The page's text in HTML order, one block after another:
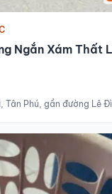
Ngắn Xám Thất
Tân Phú, gần đường Lê